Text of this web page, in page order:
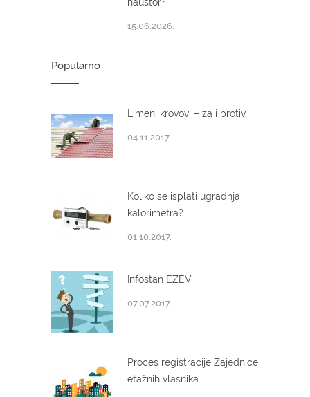
15.06.2026.
Popularno
Limeni krovovi – za i protiv
04.11.2017.
Koliko se isplati ugradnja
kalorimetra?
01.10.2017.
Infostan EZEV
07.07.2017.
Proces registracije Zajednice
etažnih vlasnika